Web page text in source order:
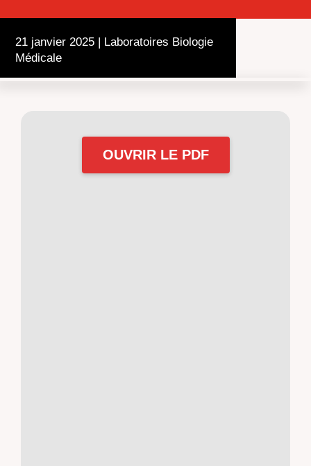
21 janvier 2025 | Laboratoires Biologie
Médicale
OUVRIR LE PDF